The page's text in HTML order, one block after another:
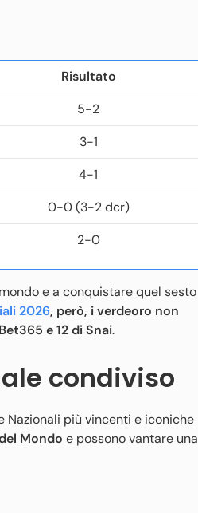
Risultato
5-2
3-1
4-1
0-0 (3-2 dcr)
2-0
e a conquistare quel sesto
2026, però, i verdeoro non
e 12 di Snai.
condiviso
Nazionali più vincenti e iconiche
Mondo e possono vantare una